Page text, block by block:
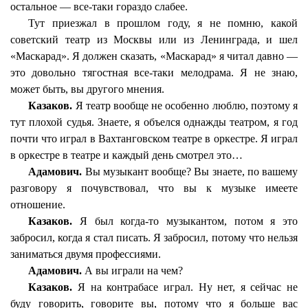
остальное — все-таки гораздо слабее.
Тут приезжал в прошлом году, я не помню, какой
советский театр из Москвы или из Ленинграда, и шел
«Маскарад». Я должен сказать, «Маскарад» я читал давно —
это довольно тягостная все-таки мелодрама. Я не знаю,
может быть, вы другого мнения.
Казаков. Я театр вообще не особенно люблю, поэтому я
тут плохой судья. Знаете, я объелся однажды театром, я год
почти что играл в Вахтанговском театре в оркестре. Я играл
в оркестре в театре и каждый день смотрел это…
Адамович. Вы музыкант вообще? Вы знаете, по вашему
разговору я почувствовал, что вы к музыке имеете
отношение.
Казаков. Я был когда-то музыкантом, потом я это
забросил, когда я стал писать. Я забросил, потому что нельзя
заниматься двумя профессиями.
Адамович. А вы играли на чем?
Казаков. Я на контрабасе играл. Ну нет, я сейчас не
буду говорить, говорите вы, потому что я больше вас